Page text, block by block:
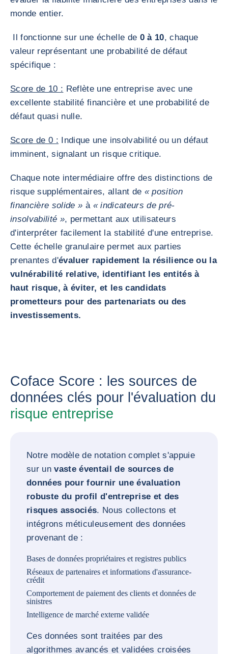
monde entier.
Il fonctionne sur une échelle de 0 à 10, chaque
valeur représentant une probabilité de défaut
spécifique :
Score de 10 : Reflète une entreprise avec une
excellente stabilité financière et une probabilité de
défaut quasi nulle.
Score de 0 : Indique une insolvabilité ou un défaut
imminent, signalant un risque critique.
Chaque note intermédiaire offre des distinctions de
risque supplémentaires, allant de « position
financière solide » à « indicateurs de pré-
insolvabilité », permettant aux utilisateurs
d'interpréter facilement la stabilité d'une entreprise.
Cette échelle granulaire permet aux parties
prenantes d'évaluer rapidement la résilience ou la
vulnérabilité relative, identifiant les entités à
haut risque, à éviter, et les candidats
prometteurs pour des partenariats ou des
investissements.
Coface Score : les sources de
données clés pour l'évaluation du
risque entreprise
Notre modèle de notation complet s'appuie
sur unvaste éventail de sources de
données pour fournir une évaluation
robuste du profil d'entreprise et des
risques associés. Nous collectons et
intégrons méticuleusement des données
provenant de :
Bases de données propriétaires et registres publics
Réseaux de partenaires et informations d'assurance-
crédit
Comportement de paiement des clients et données de
sinistres
Intelligence de marché externe validée
Ces données sont traitées par des
algorithmes avancés et validées croisées